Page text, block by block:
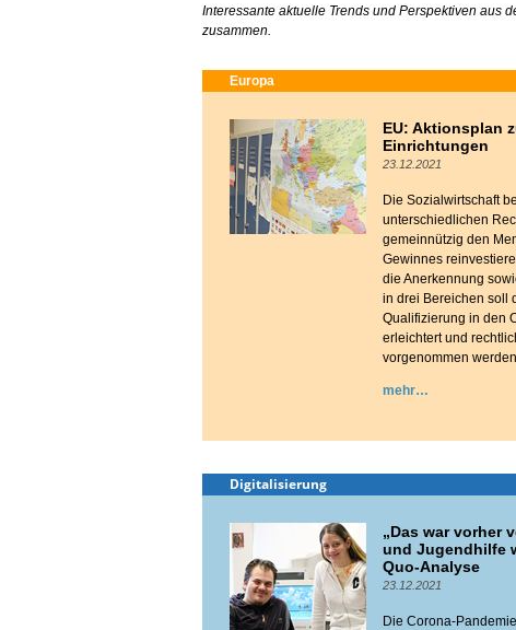
Interessante aktuelle Trends und Perspektiven aus
zusammen.
Europa
EU: Aktionsplan
Einrichtungen
23.12.2021
Die Sozialwirtschaft
unterschiedlichen
gemeinnützig den
Gewinnes
die Anerkennung
in drei Bereichen soll
Qualifizierung in den
erleichtert und
vorgenommen
mehr
Digitalisierung
„Das war vorher
und Jugendhilfe
Quo-Analyse
23.12.2021
Die Corona-